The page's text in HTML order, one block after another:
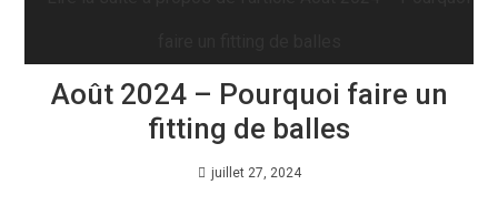
Août 2024 – Pourquoi faire un
fitting de balles
juillet 27, 2024